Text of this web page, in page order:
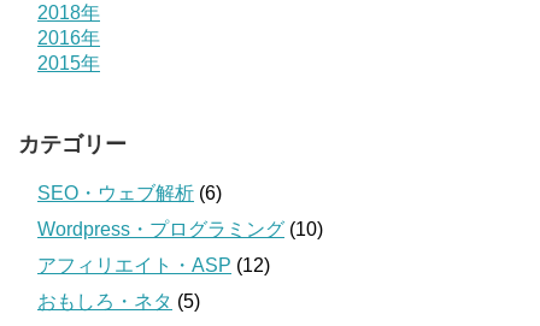
2018年
2016年
2015年
カテゴリー
SEO・ウェブ解析 (6)
Wordpress・プログラミング (10)
アフィリエイト・ASP (12)
おもしろ・ネタ (5)